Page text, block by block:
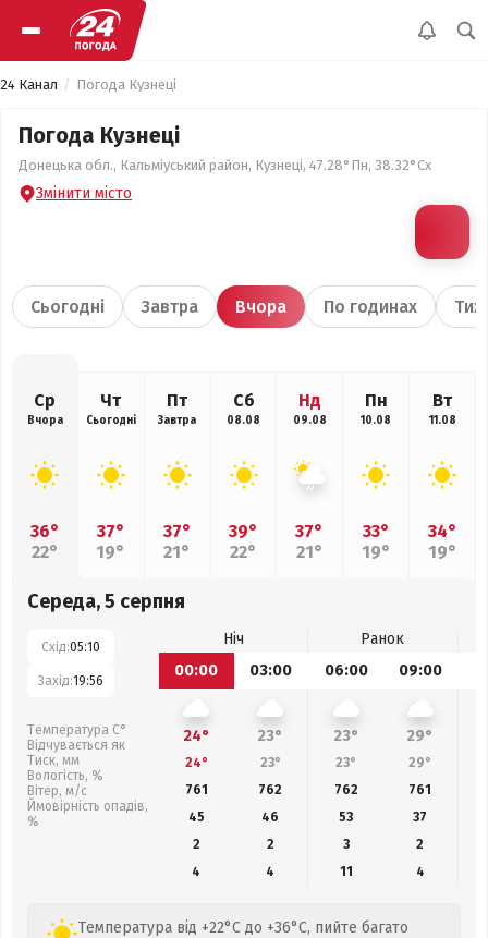
24 Канал Погода Кузнеці
Погода Кузнеці
Донецька обл., Кальміуський район, Кузнеці, 47.28°Пн, 38.32°Сх
Змінити місто
Сьогодні Завтра Вчора По годинах
Ср
Вчора
36°
22°
Чт
Сьогодні
37°
19°
Пт
Завтра
37°
21°
Сб
08.08
39°
22°
Нд
09.08
37°
21°
Пн
10.08
33°
19°
Вт
11.08
34°
19°
Середа, 5 серпня
Схід:05:10
Захід:19:56
Температура С°
Відчувається як
Тиск, мм
Вологість, %
Вітер, м/с
Ймовірність опадів,
%
Ніч
Ранок
00:00
03:00 06:00 09:00
24° 23° 23° 29°
24° 23° 23° 29°
761
762 762 761
45
46 53 37
2
2 3
2
4
4 11 4
Температура від +22°C до +36°C, пийте багато